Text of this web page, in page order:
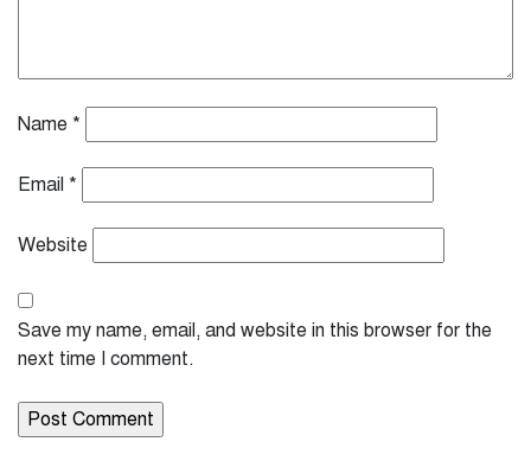
Name *
Email *
Website
Save my name, email, and website in this browser for the
next time I comment.